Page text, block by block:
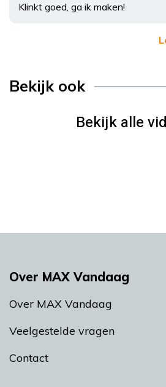
Klinkt goed, ga ik maken!
Bekijk ook
Bekijk alle
Over MAX Vandaag
Over MAX Vandaag
Veelgestelde vragen
Contact